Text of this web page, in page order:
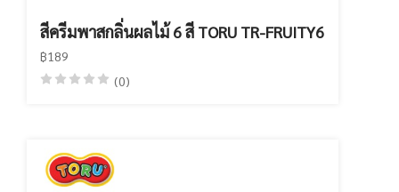
สีครีมพาสกลิ่นผลไม้ 6 สี TORU TR-FRUITY6
฿189
(0)